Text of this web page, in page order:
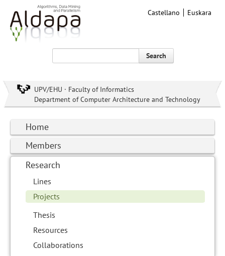
Castellano Euskara
Search
UPV/EHU · Faculty of Informatics
Department of Computer Architecture and Technology
Home
Members
Research
Lines
Projects
Thesis
Resources
Collaborations